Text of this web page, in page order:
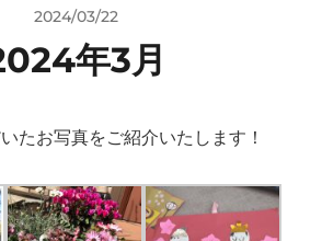
2024/03/22
年3月
たお写真をご紹介いたします！